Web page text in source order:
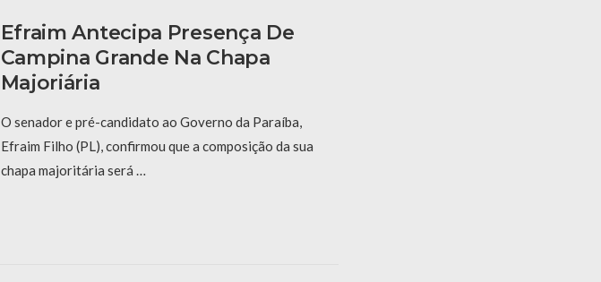
Efraim Antecipa Presença De
Campina Grande Na Chapa
Majoriária
O senador e pré-candidato ao Governo da Paraíba,
Efraim Filho (PL), confirmou que a composição da sua
chapa majoritária será …